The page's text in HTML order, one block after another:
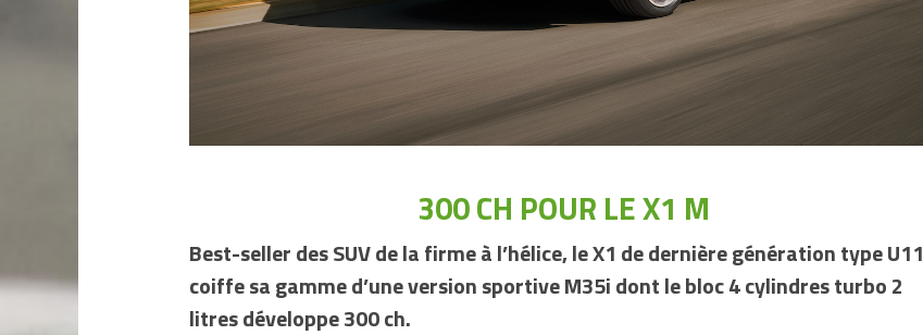
300 CH POUR LE X1 M
Best-seller des SUV de la firme à l’hélice, le X1 de dernière génération type U11
coiffe sa gamme d’une version sportive M35i dont le bloc 4 cylindres turbo 2
litres développe 300 ch.